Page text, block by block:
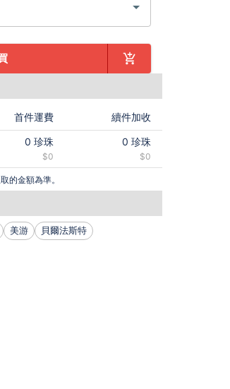
首件運費 續件加收
0 珍珠
$0
0 珍珠
$0
的金額為準。
美游
貝爾法斯特